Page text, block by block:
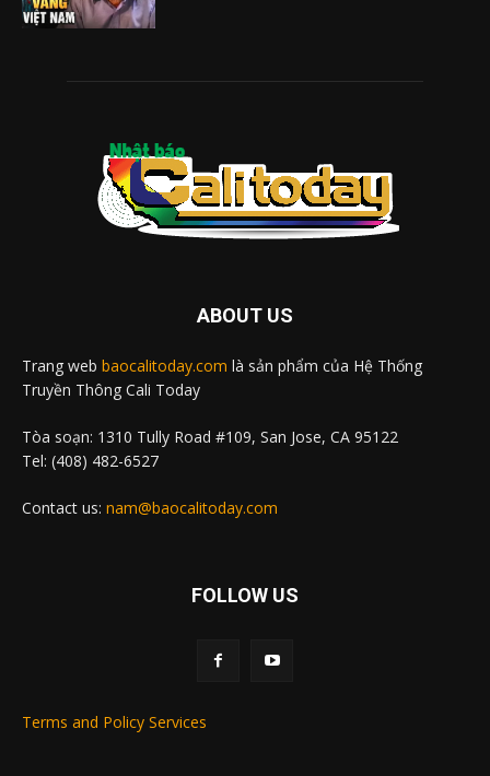
ABOUT US
Trang web baocalitoday.com là sản phẩm của Hệ Thống
Truyền Thông Cali Today
Tòa soạn: 1310 Tully Road #109, San Jose, CA 95122
Tel: (408) 482-6527
Contact us: nam@baocalitoday.com
FOLLOW US
Terms and Policy Services